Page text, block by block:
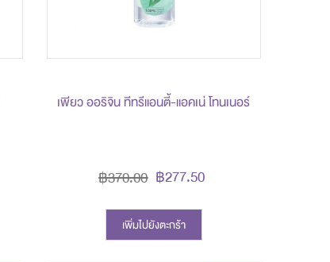
เพียว ออริจิน ทีทรีแอนตี้-แอคเน่ โทนเนอร์
฿277.50
฿370.00
เพิ่มไปยังตะกร้า